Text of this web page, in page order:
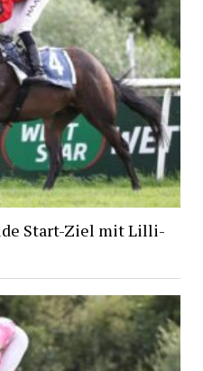
Start-Ziel mit Lilli-